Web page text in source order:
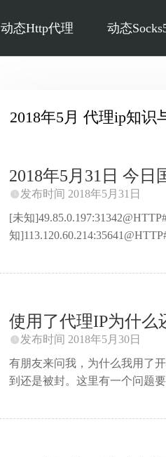
动态Http代理 动态
2018年5月 代理ip知识
2018年5月31日 今日
发布时间 2018年5月31日
[未知
知
知
使用了代理IP为什么
发布时间 2018年5月30日
有朋友来问我，为什么我用了
到还是被封。这里有一个问题
不管是自己的IP还是代理IP。